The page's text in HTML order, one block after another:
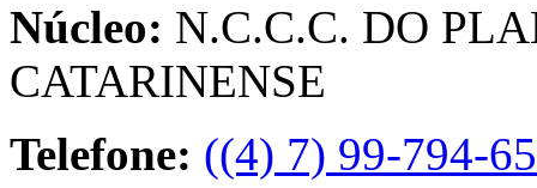
Núcleo: N.C.C.C. DO
CATARINENSE
Telefone: ((4) 7) 99-794-